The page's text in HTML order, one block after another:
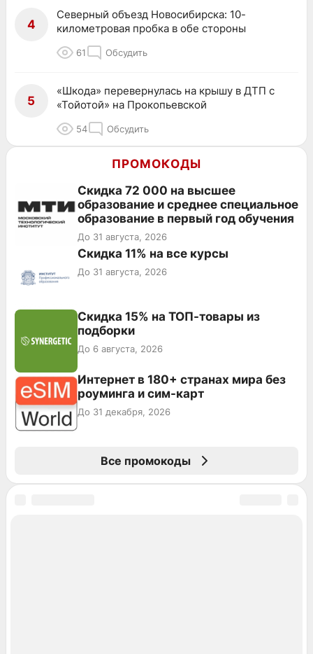
4
Северный объезд Новосибирска: 10-
километровая пробка в обе стороны
61 Обсудить
5
«Шкода» перевернулась на крышу в ДТП с
«Тойотой» на Прокопьевской
54 Обсудить
ПРОМОКОДЫ
Скидка 72 000 на высшее
образование и среднее специальное
образование в первый год обучения
До 31 августа, 2026
Скидка 11% на все курсы
До 31 августа, 2026
Скидка 15% на ТОП-товары из
подборки
До 6 августа, 2026
Интернет в 180+ странах мира без
роуминга и сим-карт
До 31 декабря, 2026
Все промокоды